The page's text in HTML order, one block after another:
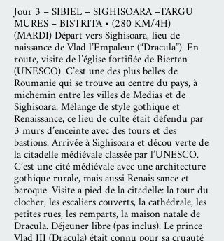
Jour 3 – SIBIEL – SIGHISOARA –TARGU
MURES – BISTRITA • (280 KM/4H)
(MARDI) Départ vers Sighisoara, lieu de
naissance de Vlad l’Empaleur (“Dracula”). En
route, visite de l’église fortifiée de Biertan
(UNESCO). C’est une des plus belles de
Roumanie qui se trouve au centre du pays, à
michemin entre les villes de Medias et de
Sighisoara. Mélange de style gothique et
Renaissance, ce lieu de culte était défendu par
3 murs d’enceinte avec des tours et des
bastions. Arrivée à Sighisoara et décou verte de
la citadelle médiévale classée par l’UNESCO.
C’est une cité médiévale avec une architecture
gothique rurale, mais aussi Renais sance et
baroque. Visite a pied de la citadelle: la tour du
clocher, les escaliers couverts, la cathédrale, les
petites rues, les remparts, la maison natale de
Dracula. Déjeuner libre (pas inclus). Le prince